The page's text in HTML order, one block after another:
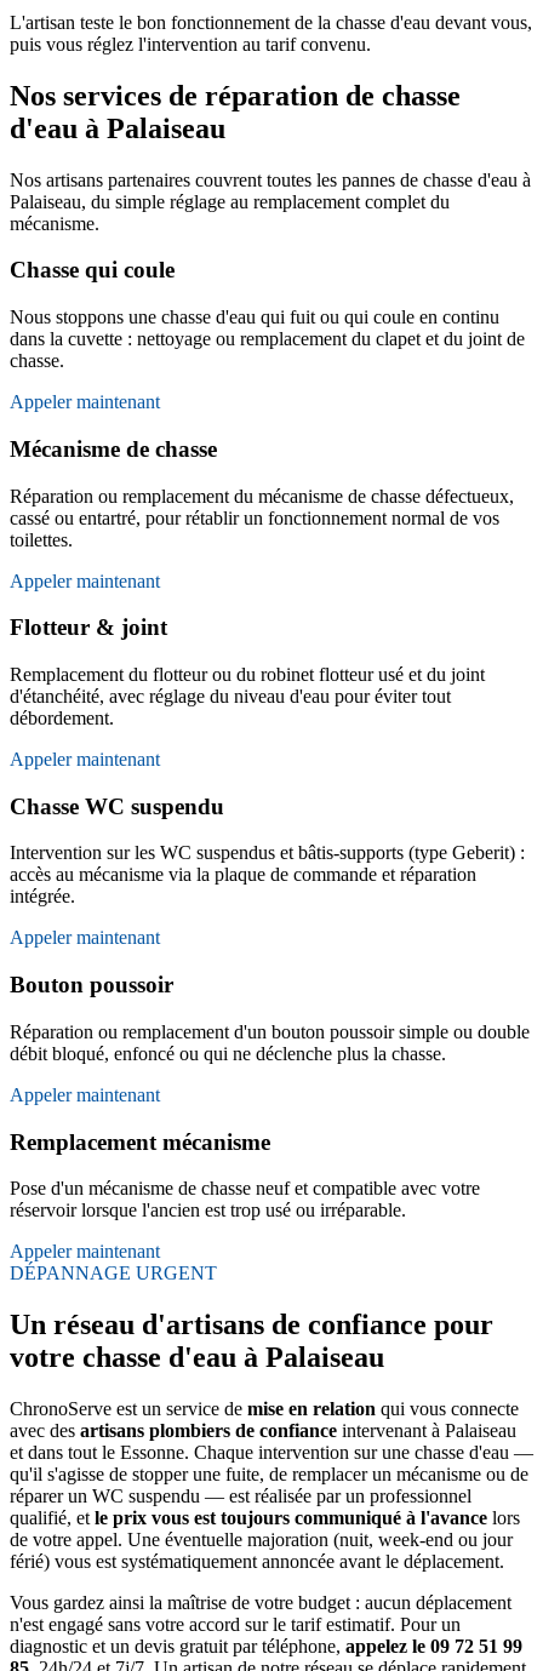
L'artisan teste le bon fonctionnement de la chasse d'eau devant vous,
puis vous réglez l'intervention au tarif convenu.
Nos services de réparation de chasse
d'eau à Palaiseau
Nos artisans partenaires couvrent toutes les pannes de chasse d'eau à
Palaiseau, du simple réglage au remplacement complet du
mécanisme.
Chasse qui coule
Nous stoppons une chasse d'eau qui fuit ou qui coule en continu
dans la cuvette : nettoyage ou remplacement du clapet et du joint de
chasse.
Appeler maintenant
Mécanisme de chasse
Réparation ou remplacement du mécanisme de chasse défectueux,
cassé ou entartré, pour rétablir un fonctionnement normal de vos
toilettes.
Appeler maintenant
Flotteur & joint
Remplacement du flotteur ou du robinet flotteur usé et du joint
d'étanchéité, avec réglage du niveau d'eau pour éviter tout
débordement.
Appeler maintenant
Chasse WC suspendu
Intervention sur les WC suspendus et bâtis-supports (type Geberit) :
accès au mécanisme via la plaque de commande et réparation
intégrée.
Appeler maintenant
Bouton poussoir
Réparation ou remplacement d'un bouton poussoir simple ou double
débit bloqué, enfoncé ou qui ne déclenche plus la chasse.
Appeler maintenant
Remplacement mécanisme
Pose d'un mécanisme de chasse neuf et compatible avec votre
réservoir lorsque l'ancien est trop usé ou irréparable.
Appeler maintenant
DÉPANNAGE URGENT
Un réseau d'artisans de confiance pour
votre chasse d'eau à Palaiseau
ChronoServe est un service de mise en relation qui vous connecte
avec des artisans plombiers de confiance intervenant à Palaiseau
et dans tout le Essonne. Chaque intervention sur une chasse d'eau —
qu'il s'agisse de stopper une fuite, de remplacer un mécanisme ou de
réparer un WC suspendu — est réalisée par un professionnel
qualifié, et le prix vous est toujours communiqué à l'avance lors
de votre appel. Une éventuelle majoration (nuit, week-end ou jour
férié) vous est systématiquement annoncée avant le déplacement.
Vous gardez ainsi la maîtrise de votre budget : aucun déplacement
n'est engagé sans votre accord sur le tarif estimatif. Pour un
diagnostic et un devis gratuit par téléphone, appelez le 09 72 51 99